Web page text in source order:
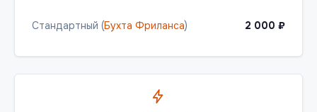
Стандартный (Бухта Фриланса) 2 000 ₽